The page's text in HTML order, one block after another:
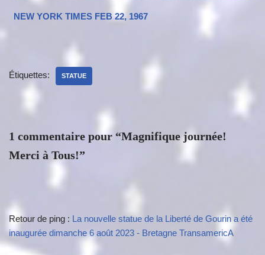
NEW YORK TIMES FEB 22, 1967
Étiquettes: STATUE
1 commentaire pour “Magnifique journée!
Merci à Tous!”
Retour de ping : La nouvelle statue de la Liberté de Gourin a été
inaugurée dimanche 6 août 2023 - Bretagne TransamericA